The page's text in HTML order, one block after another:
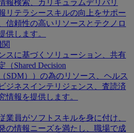
報検索、カリキュラムデリバリ
リテラシースキルの向上をサポー
信頼性の高いリソースとテクノロ
供します。
スに基づくソリューション、共有
（Shared Decision
SDM））の為のリソース、ヘルス
ジネスインテリジェンス、査読済
情報を提供します。
業員がソフトスキルを身に付け、
の情報ニーズを満たし、職場で成